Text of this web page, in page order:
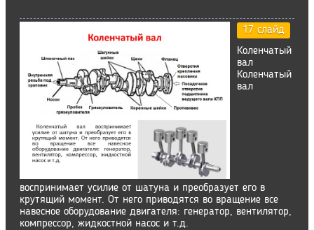
17 слайд
Коленчатый
вал
Коленчатый
вал
воспринимает усилие от шатуна и преобразует его в
крутящий момент. От него приводятся во вращение все
навесное оборудование двигателя: генератор, вентилятор,
компрессор, жидкостной насос и т.д.